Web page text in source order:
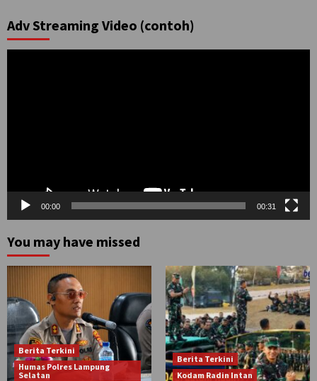
Adv Streaming Video (contoh)
00:00 00:31
You may have missed
Berita Terkini
Humas Polres Lampung
Selatan
Berita Terkini
Kodam Radin Intan